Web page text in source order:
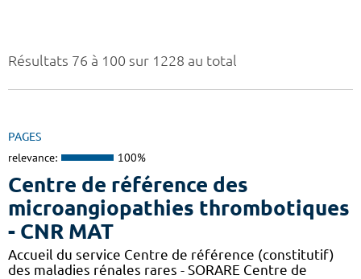
Résultats 76 à 100 sur 1228 au total
PAGES
relevance: 100%
Centre de référence des
microangiopathies thrombotiques
- CNR MAT
Accueil du service Centre de référence (constitutif)
des maladies rénales rares - SORARE Centre de